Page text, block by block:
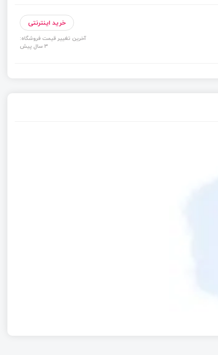
خرید اینترنتی
آخرین تغییر قیمت فروشگاه:
3 سال پیش